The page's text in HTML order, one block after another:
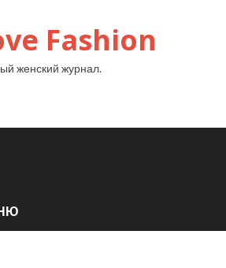
Fashion
женский журнал.